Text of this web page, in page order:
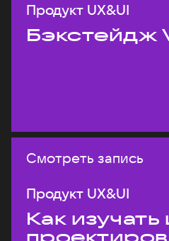
Продукт UX&UI
Бэкстейдж
Смотреть запись
Продукт UX&UI
Как изучать